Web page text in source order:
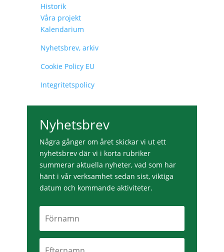
Historik
Våra projekt
Kalendarium
Nyhetsbrev, arkiv
Cookie Policy EU
Integritetspolicy
Nyhetsbrev
Några gånger om året skickar vi ut ett
nyhetsbrev där vi i korta rubriker
summerar aktuella nyheter, vad som har
hänt i vår verksamhet sedan sist, viktiga
datum och kommande aktiviteter.